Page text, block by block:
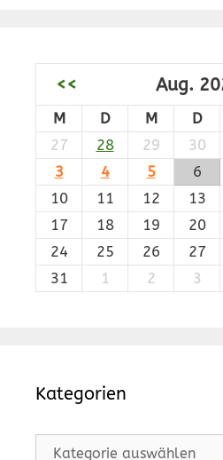
<< Aug.
M D M D
27
28 29 30
3
4 5 6
10
11 12 13
17
18 19 20
24
25 26 27
31
1 2 3
Kategorien
Kategorien